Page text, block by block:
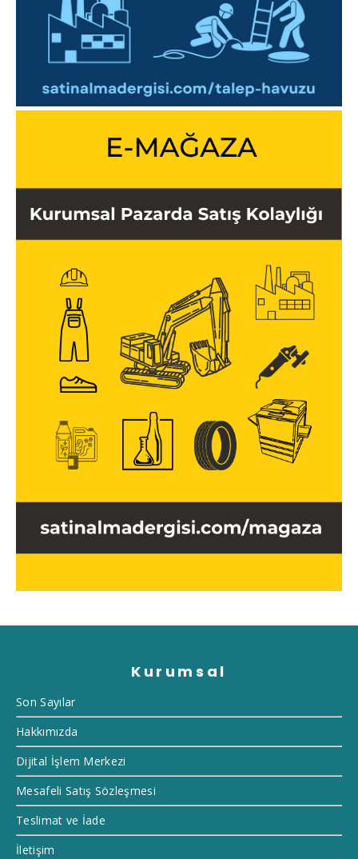
Kurumsal
Son Sayılar
Hakkımızda
Dijital İşlem Merkezi
Mesafeli Satış Sözleşmesi
Teslimat ve İade
İletişim